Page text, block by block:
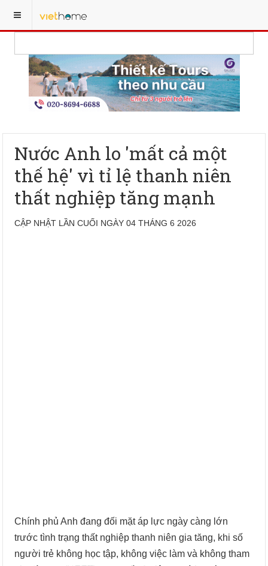
Nước Anh lo 'mất cả một
thế hệ' vì tỉ lệ thanh niên
thất nghiệp tăng mạnh
CẬP NHẬT LẦN CUỐI NGÀY 04 THÁNG 6 2026
Chính phủ Anh đang đối mặt áp lực ngày càng lớn
trước tình trạng thất nghiệp thanh niên gia tăng, khi số
người trẻ không học tập, không việc làm và không tham